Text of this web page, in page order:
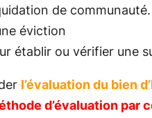
de communauté.
éviction
établir ou vérifier une
l’évaluation du bien
d’évaluation par